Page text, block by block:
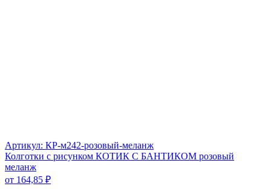
Артикул: КР-м242-розовый-меланж
Колготки с рисунком КОТИК С БАНТИКОМ розовый
меланж
от 164,85 ₽